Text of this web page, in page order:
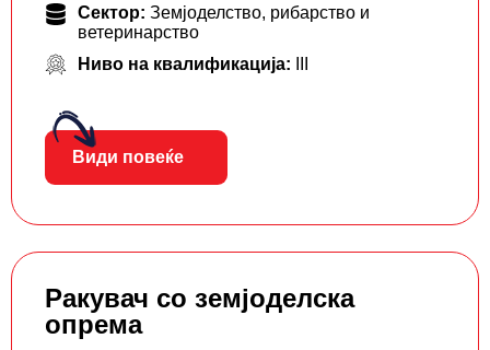
Сектор: Земјоделство, рибарство и
ветеринарство
Ниво на квалификација:
Види повеќе
Ракувач со земјоделска
опрема